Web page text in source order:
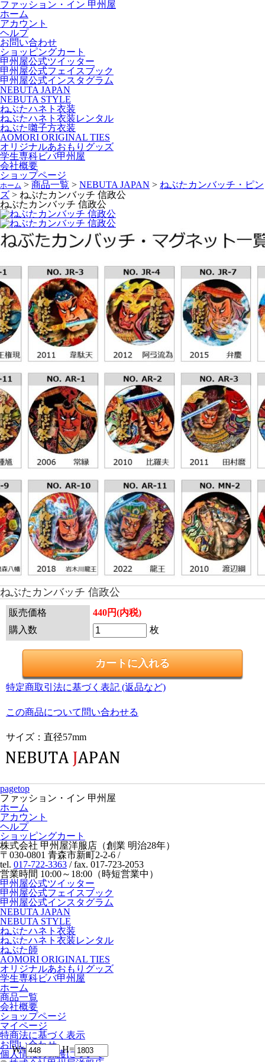
W= H=
ファッション・イン 甲州屋
ホーム
アカウント
ヘルプ
お問い合わせ
ショッピングカート
甲州屋公式ツイッター
甲州屋公式フェイスブック
甲州屋公式インスタグラム
NEBUTA JAPAN
NEBUTA STYLE
ねぶたハネト衣装
ねぶたハネト衣装レンタル
ねぶた囃子方衣装
AOMORI ORIGINAL TIES
オリジナルあおもりグッズ
学生専科ビバ甲州屋
会社概要
ショップページ
ホーム > 商品一覧 > NEBUTA JAPAN > ねぶたカンバッチ・ピン
ズ > ねぶたカンバッチ 信政公
ねぶたカンバッチ 信政公
ねぶたカンバッチ 信政公
販売価格
440円(内税)
購入数
枚
特定商取引法に基づく表記 (返品など)
この商品について問い合わせる
サイズ：直径57mm
pagetop
ファッション・イン 甲州屋
ホーム
アカウント
ヘルプ
ショッピングカート
株式会社 甲州屋洋服店（創業 明治28年）
〒030-0801 青森市新町2-2-6 /
tel. 017-722-3363 / fax. 017-723-2053
営業時間 10:00～18:00（時短営業中）
甲州屋公式ツイッター
甲州屋公式フェイスブック
甲州屋公式インスタグラム
NEBUTA JAPAN
NEBUTA STYLE
ねぶたハネト衣装
ねぶたハネト衣装レンタル
ねぶた師
AOMORI ORIGINAL TIES
オリジナルあおもりグッズ
学生専科ビバ甲州屋
ホーム
商品一覧
会社概要
ショップページ
マイページ
特商法に基づく表示
お問い合わせ
個人情報の保護について